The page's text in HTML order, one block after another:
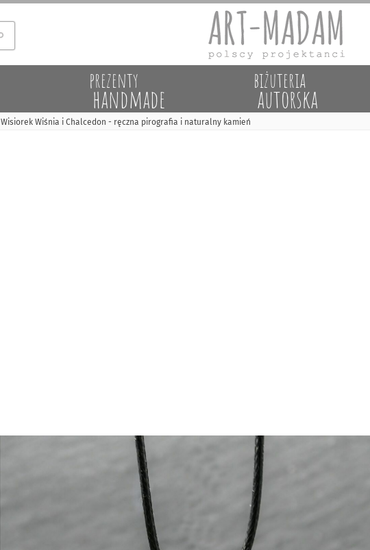
prezenty
handmade
biżuteria
autorska
Wisiorek Wiśnia i Chalcedon - ręczna pirografia i naturalny kamień